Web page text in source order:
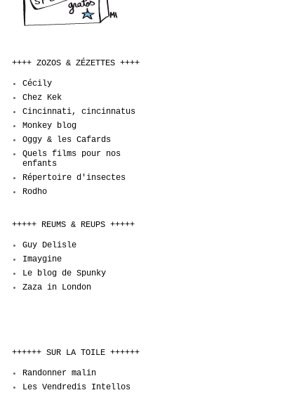
++++ ZOZOS & ZÉZETTES ++++
Cécily
Chez Kek
Cincinnati, cincinnatus
Monkey blog
Oggy & les Cafards
Quels films pour nos
enfants
Répertoire d'insectes
Rodho
+++++ REUMS & REUPS +++++
Guy Delisle
Imaygine
Le blog de Spunky
Zaza in London
++++++ SUR LA TOILE ++++++
Randonner malin
Les Vendredis Intellos